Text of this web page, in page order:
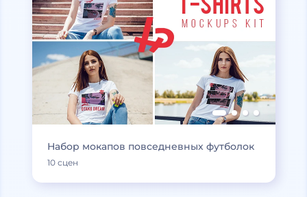
Набор мокапов повседневных футболок
10 сцен